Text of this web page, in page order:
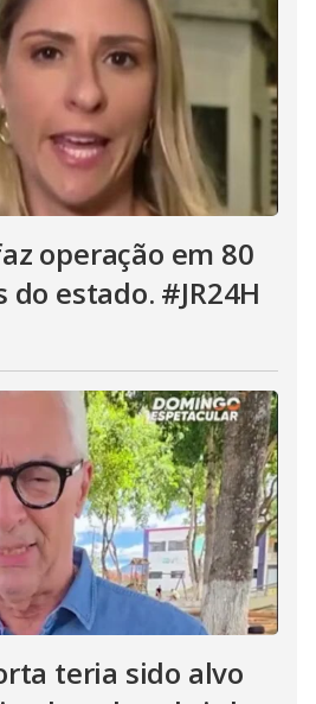
operação em 80
estado. #JR24H
teria sido alvo